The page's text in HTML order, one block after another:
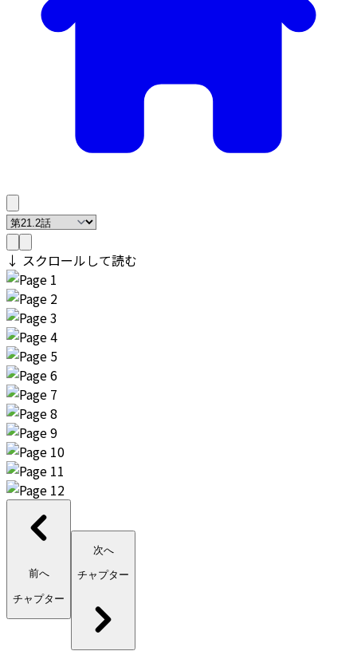
↓ スクロールして読む
前へ
チャプター
次へ
チャプター